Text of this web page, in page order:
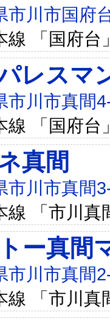
市川市国府
線 「国府台
レスマ
市川市真間
線 「国府台
真間
市川市真間
線 「市川真
ー真間
市川市真間
線 「市川真